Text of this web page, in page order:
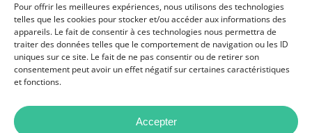
Pour offrir les meilleures expériences, nous utilisons des technologies
telles que les cookies pour stocker et/ou accéder aux informations des
appareils. Le fait de consentir à ces technologies nous permettra de
traiter des données telles que le comportement de navigation ou les ID
uniques sur ce site. Le fait de ne pas consentir ou de retirer son
consentement peut avoir un effet négatif sur certaines caractéristiques
et fonctions.
Accepter
Nous contacter
Adhérer
06 37 49 43 45